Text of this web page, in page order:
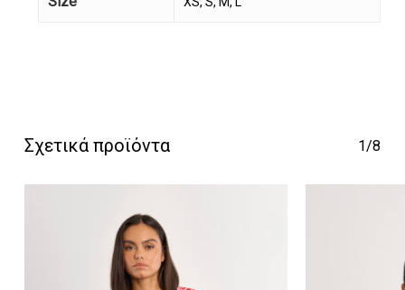
καλάθι σας.
Go To Shop
Σχετικά προϊόντα 1/8